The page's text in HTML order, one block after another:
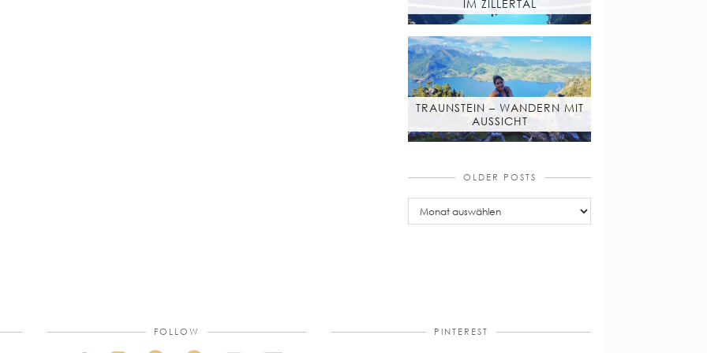
IM ZILLERTAL
TRAUNSTEIN – WANDERN MIT
AUSSICHT
OLDER POSTS
older
posts
FOLLOW PINTEREST